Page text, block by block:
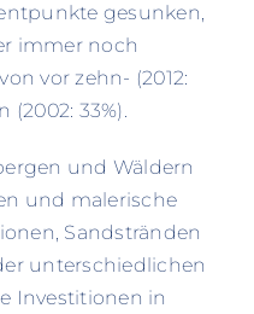
gesunken,
immer noch
vor zehn- (2012:
(2002: 33%).
und Wäldern
und malerische
Sandstränden
unterschiedlichen
Investitionen in